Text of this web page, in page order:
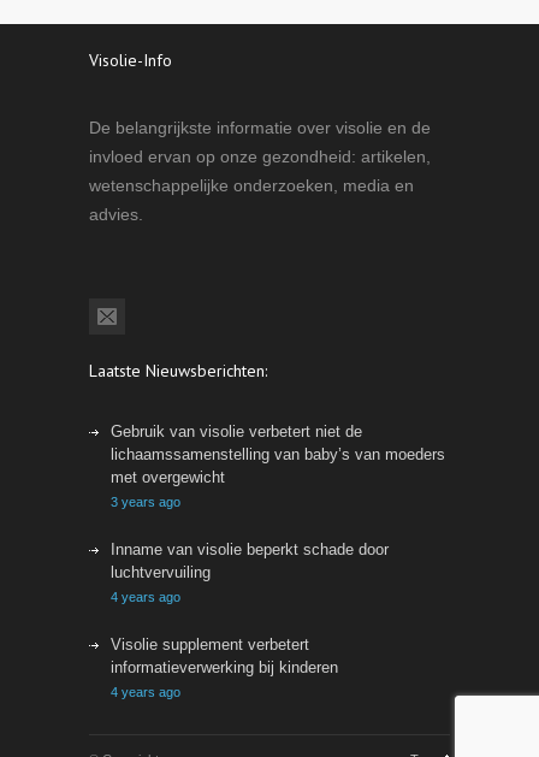
Visolie-Info
De belangrijkste informatie over visolie en de
invloed ervan op onze gezondheid: artikelen,
wetenschappelijke onderzoeken, media en
advies.
Laatste Nieuwsberichten:
Gebruik van visolie verbetert niet de
lichaamssamenstelling van baby’s van moeders
met overgewicht
3 years ago
Inname van visolie beperkt schade door
luchtvervuiling
4 years ago
Visolie supplement verbetert
informatieverwerking bij kinderen
4 years ago